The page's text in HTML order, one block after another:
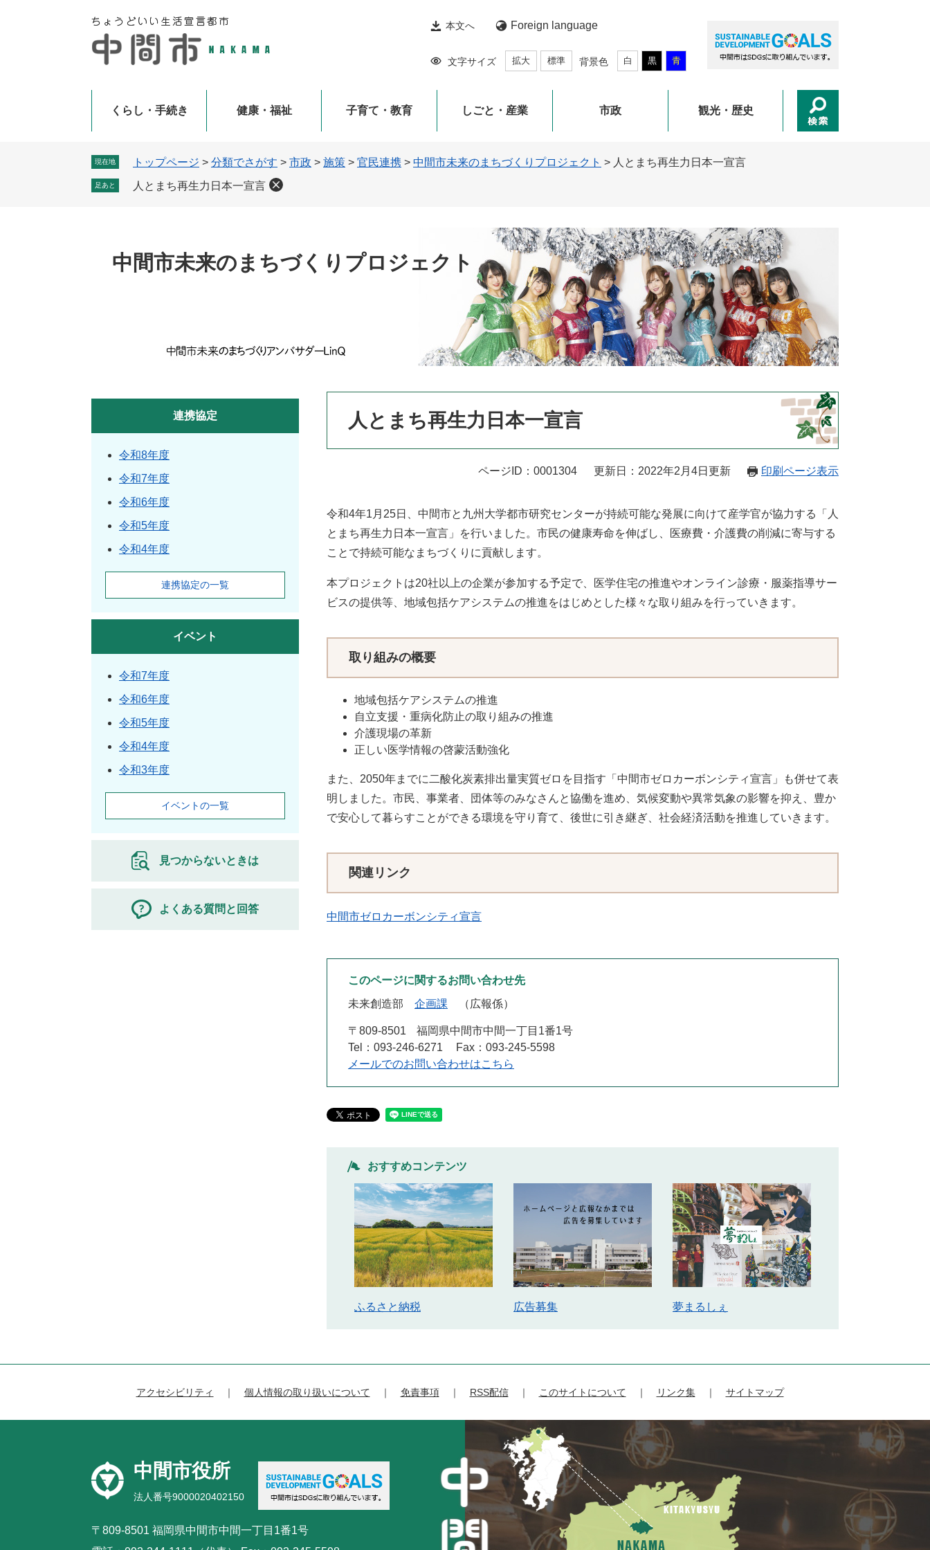
本文へ Foreign language
文字サイズ 拡大 標準 背景色 白 黒 青
くらし・手続き 健康・福祉 子育て・教育 しごと・産業 市政 観光・歴史
現在地 トップページ > 分類でさがす > 市政 > 施策 > 官民連携 > 中間市未来のまちづくりプロジェクト > 人とまち再生力日本一宣言
足あと 人とまち再生力日本一宣言
中間市未来のまちづくりプロジェクト
人とまち再生力日本一宣言
ページID：0001304 更新日：2022年2月4日更新 印刷ページ表示
令和4年1月25日、中間市と九州大学都市研究センターが持続可能な発展に向けて産学官が協力する「人
とまち再生力日本一宣言」を行いました。市民の健康寿命を伸ばし、医療費・介護費の削減に寄与する
ことで持続可能なまちづくりに貢献します。
本プロジェクトは20社以上の企業が参加する予定で、医学住宅の推進やオンライン診療・服薬指導サー
ビスの提供等、地域包括ケアシステムの推進をはじめとした様々な取り組みを行っていきます。
取り組みの概要
地域包括ケアシステムの推進
自立支援・重病化防止の取り組みの推進
介護現場の革新
正しい医学情報の啓蒙活動強化
また、2050年までに二酸化炭素排出量実質ゼロを目指す「中間市ゼロカーボンシティ宣言」も併せて表
明しました。市民、事業者、団体等のみなさんと協働を進め、気候変動や異常気象の影響を抑え、豊か
で安心して暮らすことができる環境を守り育て、後世に引き継ぎ、社会経済活動を推進していきます。
関連リンク
中間市ゼロカーボンシティ宣言
このページに関するお問い合わせ先
未来創造部
企画課 広報係
〒809-8501
福岡県中間市中間一丁目1番1号
Tel：093-246-6271
Fax：093-245-5598
メールでのお問い合わせはこちら
おすすめコンテンツ
ふるさと納税 広告募集 夢まるしぇ
連携協定
令和8年度
令和7年度
令和6年度
令和5年度
令和4年度
連携協定の一覧
イベント
令和7年度
令和6年度
令和5年度
令和4年度
令和3年度
イベントの一覧
見つからないときは
よくある質問と回答
アクセシビリティ 個人情報の取り扱いについて 免責事項 RSS配信 このサイトについて リンク集 サイトマップ
中間市役所
法人番号9000020402150
〒809-8501 福岡県中間市中間一丁目1番1号